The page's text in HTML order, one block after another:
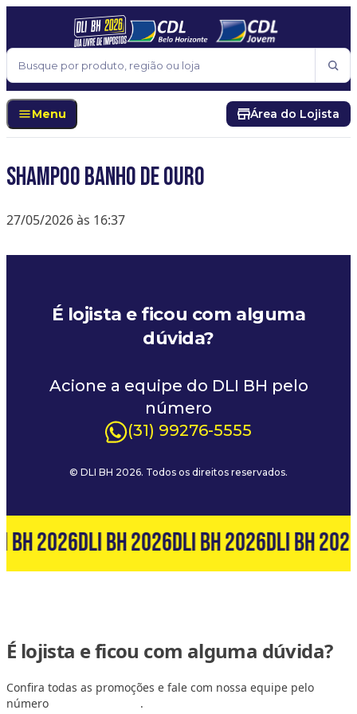
Pular para o conteúdo
Buscar
Menu Área do Lojista
Shampoo Banho de Ouro
27/05/2026 às 16:37
É lojista e ficou com alguma
dúvida?
Acione a equipe do DLI BH pelo
número
(31) 99276-5555
© DLI BH 2026. Todos os direitos reservados.
BH 2026DLI BH 2026DLI BH 2026DLI BH 2026
É lojista e ficou com alguma dúvida?
Confira todas as promoções e fale com nossa equipe pelo
número
.